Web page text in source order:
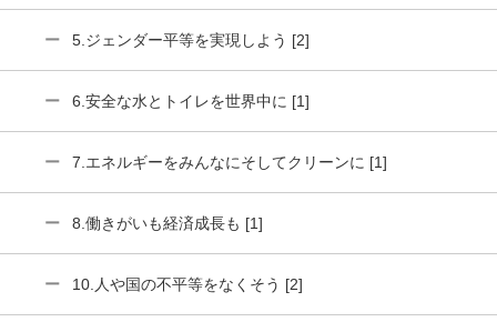
5.ジェンダー平等を実現しよう [2]
6.安全な水とトイレを世界中に [1]
7.エネルギーをみんなにそしてクリーンに [1]
8.働きがいも経済成長も [1]
10.人や国の不平等をなくそう [2]